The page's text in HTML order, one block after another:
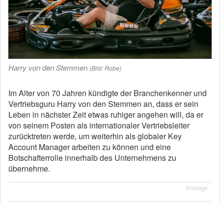
Harry von den Stemmen (Bild: Robe)
Im Alter von 70 Jahren kündigte der Branchenkenner und
Vertriebsguru Harry von den Stemmen an, dass er sein
Leben in nächster Zeit etwas ruhiger angehen will, da er
von seinem Posten als internationaler Vertriebsleiter
zurücktreten werde, um weiterhin als globaler Key
Account Manager arbeiten zu können und eine
Botschafterrolle innerhalb des Unternehmens zu
übernehme.
Anzeige